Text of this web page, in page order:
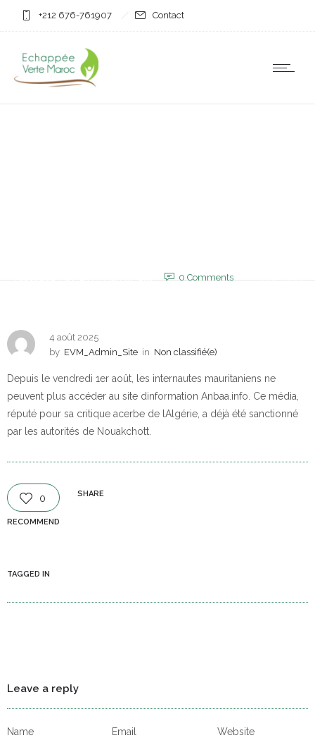
+212 676-761907 Contact
0 Comments
4 août 2025
by EVM_Admin_Site in Non classifié(e)
Depuis le vendredi 1er août, les internautes mauritaniens ne
peuvent plus accéder au site dinformation Anbaa.info. Ce média,
réputé pour sa critique acerbe de lAlgérie, a déjà été sanctionné
par les autorités de Nouakchott.
0
RECOMMEND
SHARE
TAGGED IN
Leave a reply
Name Email Website